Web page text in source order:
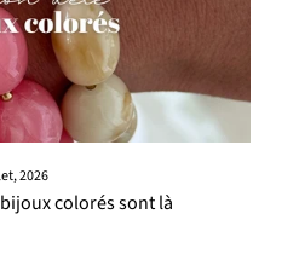
2026
colorés sont là